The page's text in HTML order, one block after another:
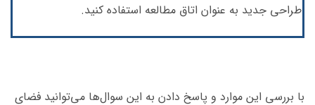
طراحی جدید به عنوان اتاق مطالعه استفاده کنید.
با بررسی این موارد و پاسخ دادن به این سوال‌ها می‌توانید فضای